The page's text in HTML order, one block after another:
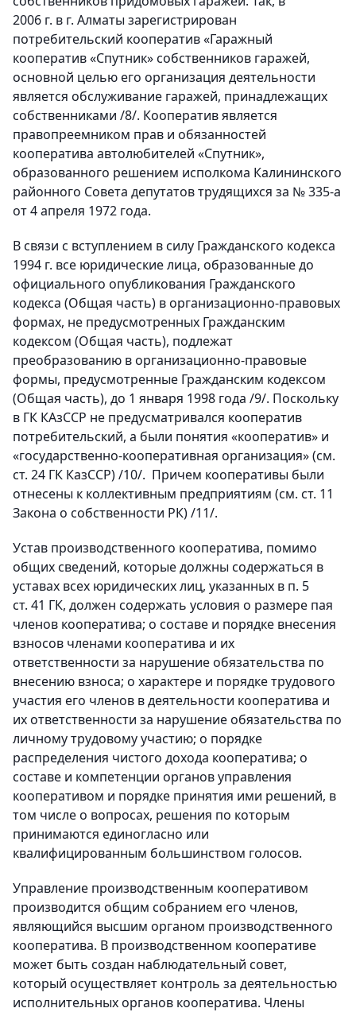
2006 г. в г. Алматы зарегистрирован
потребительский кооператив «Гаражный
кооператив «Спутник» собственников гаражей,
основной целью его организация деятельности
является обслуживание гаражей, принадлежащих
собственниками /8/. Кооператив является
правопреемником прав и обязанностей
кооператива автолюбителей «Спутник»,
образованного решением исполкома Калининского
районного Совета депутатов трудящихся за № 335-а
от 4 апреля 1972 года.
В связи с вступлением в силу Гражданского кодекса
1994 г. все юридические лица, образованные до
официального опубликования Гражданского
кодекса (Общая часть) в организационно-правовых
формах, не предусмотренных Гражданским
кодексом (Общая часть), подлежат
преобразованию в организационно-правовые
формы, предусмотренные Гражданским кодексом
(Общая часть), до 1 января 1998 года /9/. Поскольку
в ГК КАзССР не предусматривался кооператив
потребительский, а были понятия «кооператив» и
«государственно-кооперативная организация» (см.
ст. 24 ГК КазССР) /10/. Причем кооперативы были
отнесены к коллективным предприятиям (см. ст. 11
Закона о собственности РК) /11/.
Устав производственного кооператива, помимо
общих сведений, которые должны содержаться в
уставах всех юридических лиц, указанных в п. 5
ст. 41 ГК, должен содержать условия о размере пая
членов кооператива; о составе и порядке внесения
взносов членами кооператива и их
ответственности за нарушение обязательства по
внесению взноса; о характере и порядке трудового
участия его членов в деятельности кооператива и
их ответственности за нарушение обязательства по
личному трудовому участию; о порядке
распределения чистого дохода кооператива; о
составе и компетенции органов управления
кооперативом и порядке принятия ими решений, в
том числе о вопросах, решения по которым
принимаются единогласно или
квалифицированным большинством голосов.
Управление производственным кооперативом
производится общим собранием его членов,
являющийся высшим органом производственного
кооператива. В производственном кооперативе
может быть создан наблюдательный совет,
который осуществляет контроль за деятельностью
исполнительных органов кооператива. Члены